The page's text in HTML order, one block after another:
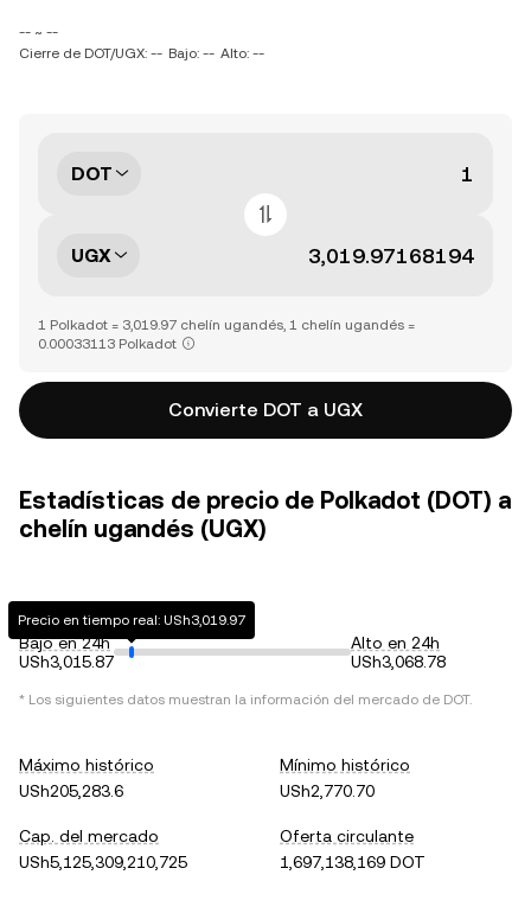
-- ~ --
Cierre de DOT/UGX: -- Bajo: -- Alto: --
DOT
UGX
1 Polkadot = 3,019.97 chelín ugandés, 1 chelín ugandés =
0.00033113 Polkadot
Convierte DOT a UGX
Estadísticas de precio de Polkadot (DOT) a
chelín ugandés (UGX)
Bajo en 24h
USh3,015.87
Precio en tiempo real: USh3,019.97
Alto en 24h
USh3,068.78
* Los siguientes datos muestran la información del mercado de DOT.
Máximo histórico
USh205,283.6
Mínimo histórico
USh2,770.70
Cap. del mercado
USh5,125,309,210,725
Oferta circulante
1,697,138,169 DOT